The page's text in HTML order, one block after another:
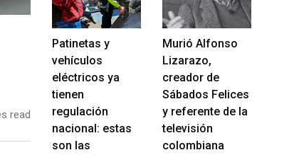
read
Patinetas y
vehículos
eléctricos ya
tienen
regulación
nacional: estas
son las
Murió Alfonso
Lizarazo,
creador de
Sábados Felices
y referente de la
televisión
colombiana